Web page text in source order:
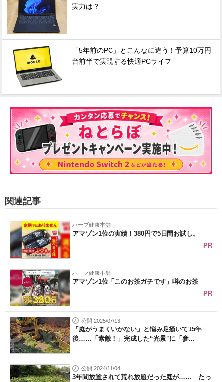
実力は？
「5年前のPC」とこんなに違う！予算10万円
台前半で実現する快適PCライフ
関連記事
ハーブ健康本舗
アマゾン1位の実績！380円で5日間お試し。
PR
ハーブ健康本舗
アマゾン1位「このお茶ガチです」噂のお茶
PR
公開 2025/07/13
「庭がうまくいかない」と悩み足掻いて15年
後……「素敵！」完成した“光景”に「参...
公開 2024/11/04
3年間放置されて荒れ放題だった庭が…… たっ